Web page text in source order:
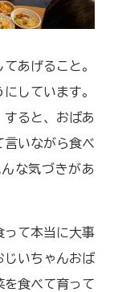
あげること。
しています。
すると、おばあ
言いながら食べ
な気づきがあ
って本当に大事
じいちゃんおば
を食べて育って